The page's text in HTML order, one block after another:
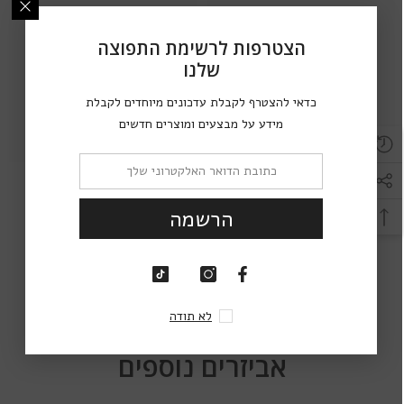
Ella
מכשיר לניקוי עדשות מגע בעיצוב
רובוט מסכה
70.00 שקלים
Ella
מכשיר לניקוי עדשות מגע בעיצוב
צפרדע
40.00 שקלים
אביזרים נוספים
הצטרפות לרשימת התפוצה
שלנו
כדאי להצטרף לקבלת עדכונים מיוחדים לקבלת
מידע על מבצעים ומוצרים חדשים
הרשמה
לא תודה